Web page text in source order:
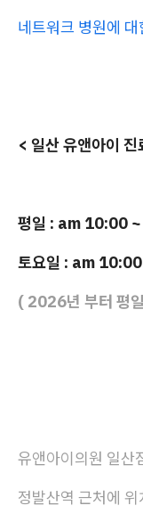
네트워크 병원에
< 일산 유앤아이 진
평일 : am 10:00
토요일 : am
( 2026년 부터 평
유앤아이의원 일산
정발산역 근처에